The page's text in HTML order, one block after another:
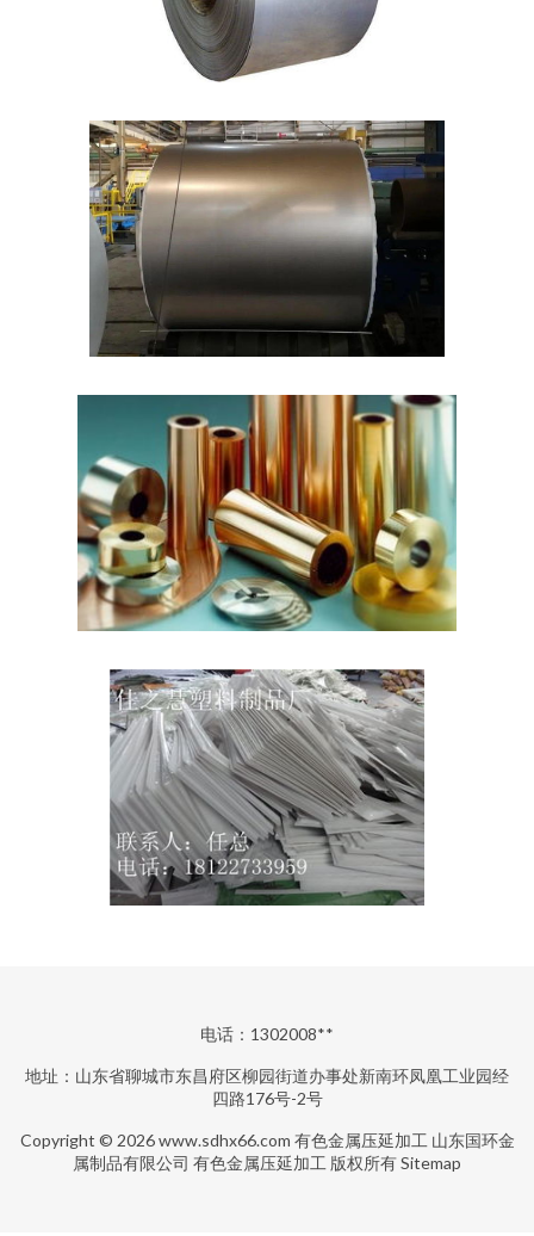
电话：1302008**
地址：山东省聊城市东昌府区柳园街道办事处新南环凤凰工业园经
四路176号-2号
Copyright © 2026www.sdhx66.com 有色金属压延加工 山东国环金
属制品有限公司 有色金属压延加工 版权所有Sitemap